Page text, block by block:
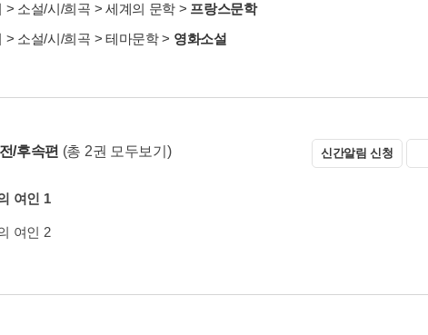
> 소설/시/희곡 > 세계의 문학 > 프랑스문학
> 소설/시/희곡 > 테마문학> 영화소설
/후속편 (총 2권 모두보기) 신간알림 신청
여인 1
여인 2